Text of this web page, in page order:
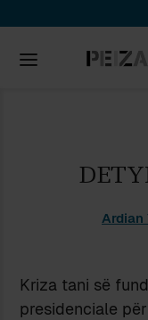
Ardian
Kriza tani së
presidenciale